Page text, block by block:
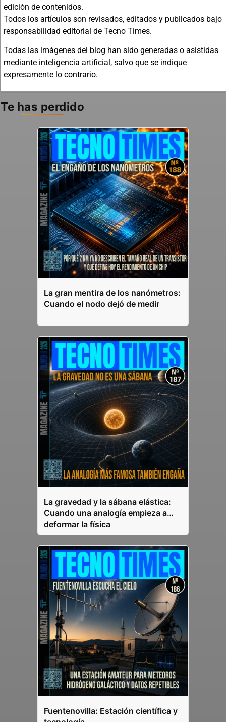
edición de contenidos.
Todos los artículos son revisados, editados y publicados bajo
responsabilidad editorial de Tecno Times.
Todas las imágenes del blog han sido generadas o asistidas
mediante inteligencia artificial, salvo que se indique
expresamente lo contrario.
Te has perdido
La gran mentira de los nanómetros:
Cuando el nodo dejó de medir
La gravedad y la sábana elástica:
Cuando una analogía empieza a
deformar la física
Fuentenovilla: Estación científica y